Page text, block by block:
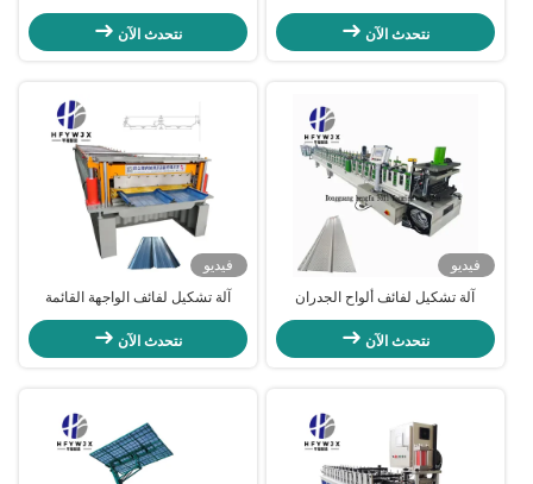
تحكم PLC ، 16 محطة تشكيل
كيلوواط لصنع السقف
نتحدث الآن
تحكم PLC 45 # أدوات الفولاذ وأطار
الفولاذ 300H
نتحدث الآن
فيديو
آلة تشكيل لفائف ألواح الجدران
المعدنية بالتحكم PLC مع 22 صفًا
وقص هيدروليكي
نتحدث الآن
فيديو
آلة تشكيل لفائف الواجهة القائمة
الهيدروليكية 20 صفًا للقوالب لألواح
السقف والجدران المصنوعة من
الصلب الملون
نتحدث الآن